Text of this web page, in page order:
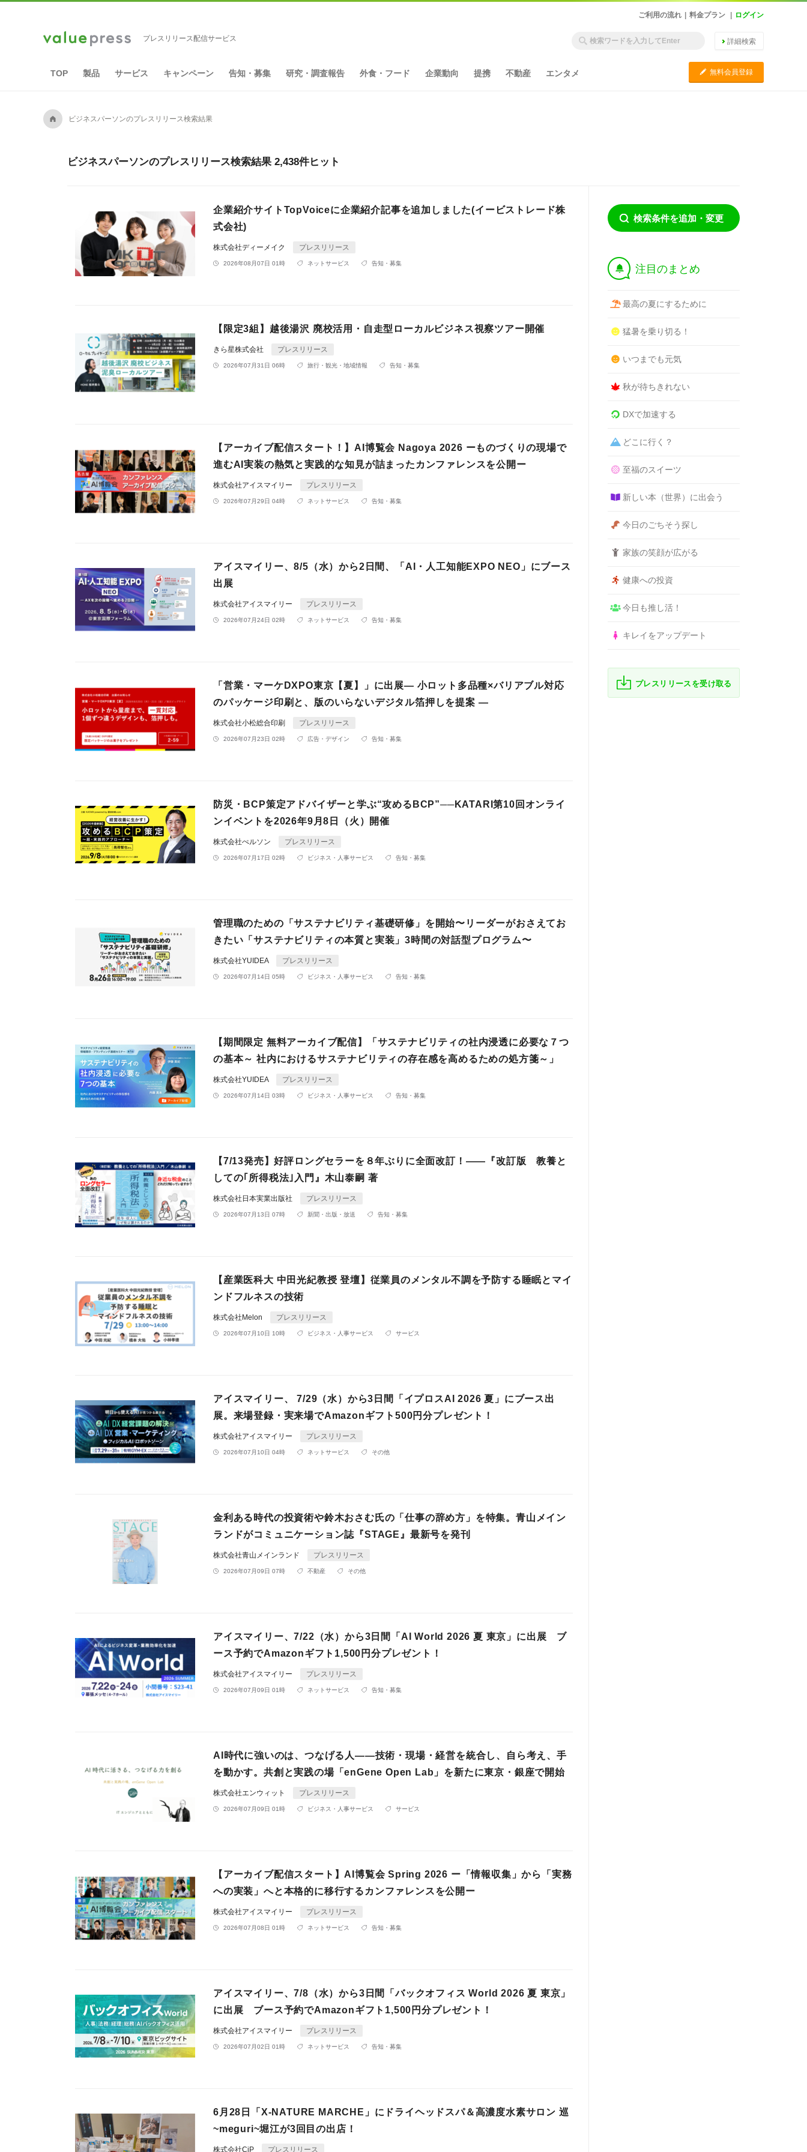
ご利用の流れ 料金プラン ログイン
プレスリリース配信サービス 詳細検索
TOP 製品 サービス キャンペーン 告知・募集 研究・調査報告 外食・フード 企業動向 提携 不動産 エンタメ C 無料会員登録
A ビジネスパーソンのプレスリリース検索結果
ビジネスパーソンのプレスリリース検索結果 2,438件ヒット
企業紹介サイトTopVoiceに企業紹介記事を追加しました(イービストレード株
式会社)
株式会社ディーメイク プレスリリース
2026年08月07日 01時 ネットサービス 告知・募集
【限定3組】越後湯沢 廃校活用・自走型ローカルビジネス視察ツアー開催
きら星株式会社 プレスリリース
2026年07月31日 06時 旅行・観光・地域情報 告知・募集
【アーカイブ配信スタート！】AI博覧会 Nagoya 2026 ーものづくりの現場で
進むAI実装の熱気と実践的な知見が詰まったカンファレンスを公開ー
株式会社アイスマイリー プレスリリース
2026年07月29日 04時 ネットサービス 告知・募集
アイスマイリー、8/5（水）から2日間、「AI・人工知能EXPO NEO」にブース
出展
株式会社アイスマイリー プレスリリース
2026年07月24日 02時 ネットサービス 告知・募集
「営業・マーケDXPO東京【夏】」に出展― 小ロット多品種×バリアブル対応
のパッケージ印刷と、版のいらないデジタル箔押しを提案 ―
株式会社小松総合印刷 プレスリリース
2026年07月23日 02時 広告・デザイン 告知・募集
防災・BCP策定アドバイザーと学ぶ“攻めるBCP”──KATARI第10回オンライ
ンイベントを2026年9月8日（火）開催
株式会社ぺルソン プレスリリース
2026年07月17日 02時 ビジネス・人事サービス 告知・募集
管理職のための「サステナビリティ基礎研修」を開始〜リーダーがおさえてお
きたい「サステナビリティの本質と実装」3時間の対話型プログラム〜
株式会社YUIDEA プレスリリース
2026年07月14日 05時 ビジネス・人事サービス 告知・募集
【期間限定 無料アーカイブ配信】「サステナビリティの社内浸透に必要な７つ
の基本～ 社内におけるサステナビリティの存在感を高めるための処方箋～」
株式会社YUIDEA プレスリリース
2026年07月14日 03時 ビジネス・人事サービス 告知・募集
【7/13発売】好評ロングセラーを８年ぶりに全面改訂！——『改訂版 教養と
しての｢所得税法｣入門』木山泰嗣 著
株式会社日本実業出版社 プレスリリース
2026年07月13日 07時 新聞・出版・放送 告知・募集
【産業医科大 中田光紀教授 登壇】従業員のメンタル不調を予防する睡眠とマイ
ンドフルネスの技術
株式会社Melon プレスリリース
2026年07月10日 10時 ビジネス・人事サービス サービス
アイスマイリー、 7/29（水）から3日間「イプロスAI 2026 夏」にブース出
展。来場登録・実来場でAmazonギフト500円分プレゼント！
株式会社アイスマイリー プレスリリース
2026年07月10日 04時 ネットサービス その他
金利ある時代の投資術や鈴木おさむ氏の「仕事の辞め方」を特集。青山メイン
ランドがコミュニケーション誌『STAGE』最新号を発刊
株式会社青山メインランド プレスリリース
2026年07月09日 07時 不動産 その他
アイスマイリー、7/22（水）から3日間「AI World 2026 夏 東京」に出展 ブ
ース予約でAmazonギフト1,500円分プレゼント！
株式会社アイスマイリー プレスリリース
2026年07月09日 01時 ネットサービス 告知・募集
AI時代に強いのは、つなげる人——技術・現場・経営を統合し、自ら考え、手
を動かす。共創と実践の場「enGene Open Lab」を新たに東京・銀座で開始
株式会社エンウィット プレスリリース
2026年07月09日 01時 ビジネス・人事サービス サービス
【アーカイブ配信スタート】AI博覧会 Spring 2026 ー「情報収集」から「実務
への実装」へと本格的に移行するカンファレンスを公開ー
株式会社アイスマイリー プレスリリース
2026年07月08日 01時 ネットサービス 告知・募集
アイスマイリー、7/8（水）から3日間「バックオフィス World 2026 夏 東京」
に出展 ブース予約でAmazonギフト1,500円分プレゼント！
株式会社アイスマイリー プレスリリース
2026年07月02日 01時 ネットサービス 告知・募集
6月28日「X-NATURE MARCHE」にドライヘッドスパ＆高濃度水素サロン 巡
~meguri~堀江が3回目の出店！
株式会社CiP プレスリリース
検索条件を追加・変更
† 注目のまとめ
最高の夏にするために
猛暑を乗り切る！
いつまでも元気
秋が待ちきれない
DXで加速する
どこに行く？
至福のスイーツ
新しい本（世界）に出会う
今日のごちそう探し
家族の笑顔が広がる
健康への投資
今日も推し活！
キレイをアップデート
プレスリリースを受け取る